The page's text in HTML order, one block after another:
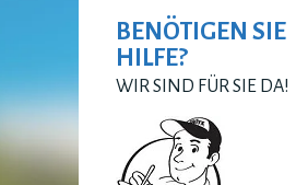
BENÖTIGEN SIE
HILFE?
WIR SIND FÜR SIE DA!